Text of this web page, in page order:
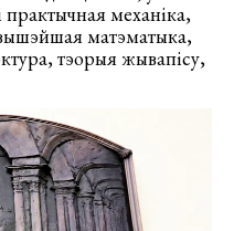
практычная механіка,
матэматыка,
тэорыя жывапісу,